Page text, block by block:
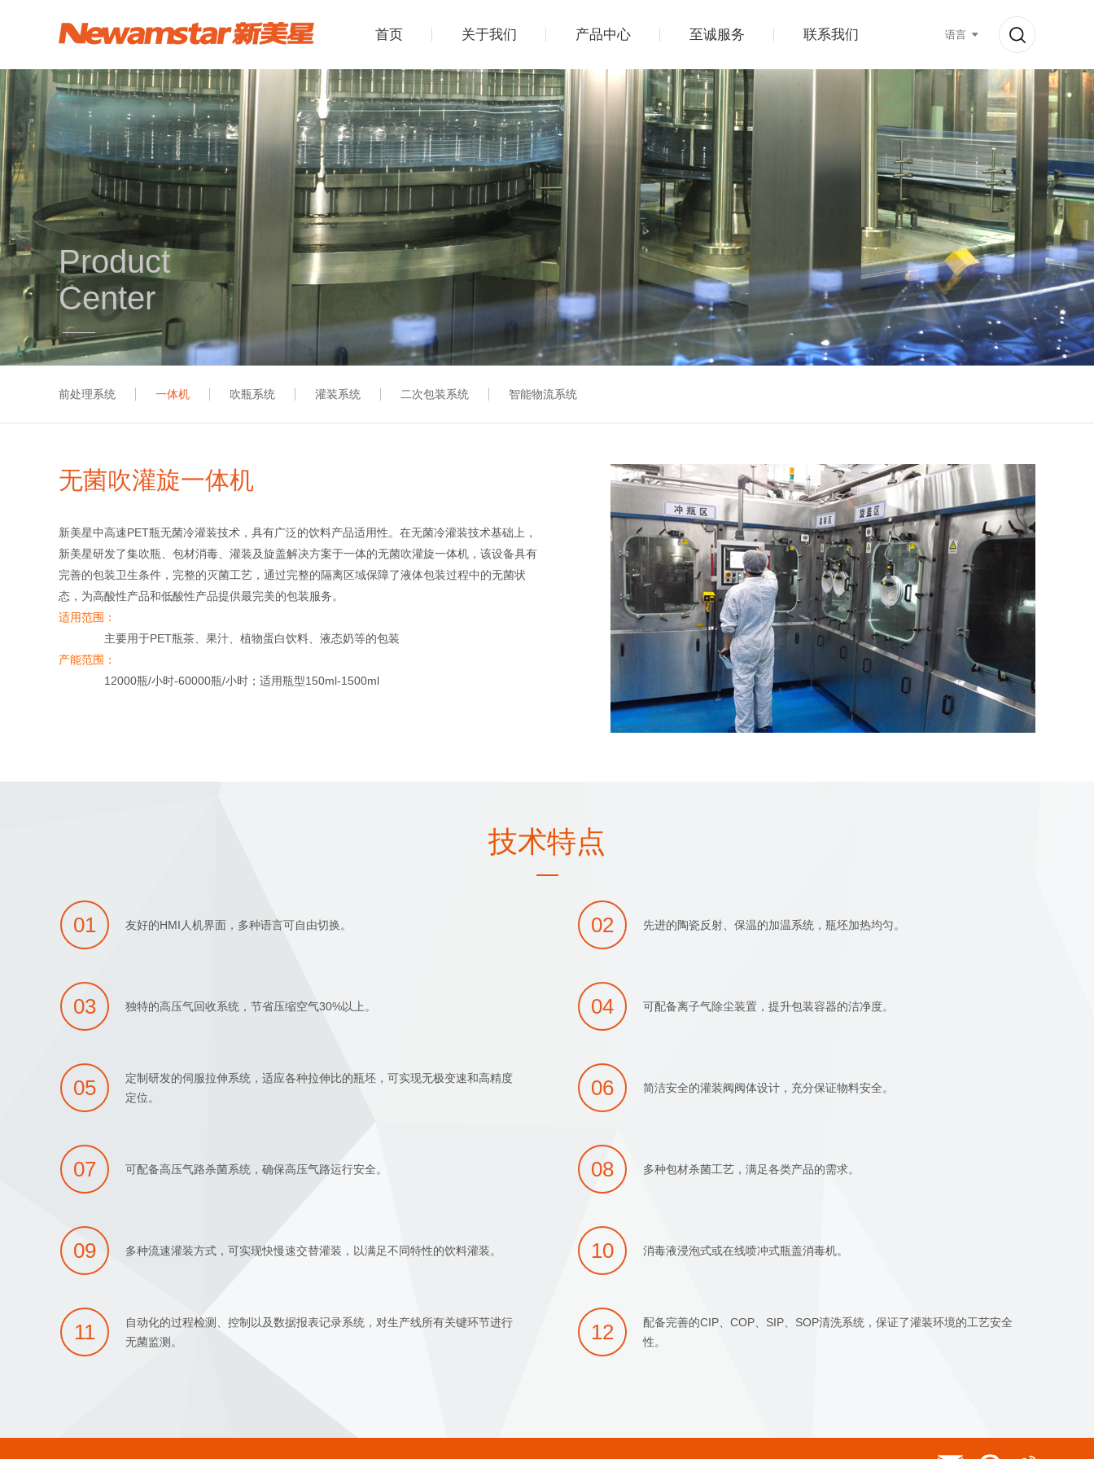
首页 关于我们 产品中心 至诚服务 联系我们 语言
Product
Center
前处理系统 一体机 吹瓶系统 灌装系统 二次包装系统 智能物流系统
无菌吹灌旋一体机
新美星中高速PET瓶无菌冷灌装技术，具有广泛的饮料产品适用性。在无菌冷灌装技术基础上，
新美星研发了集吹瓶、包材消毒、灌装及旋盖解决方案于一体的无菌吹灌旋一体机，该设备具有
完善的包装卫生条件，完整的灭菌工艺，通过完整的隔离区域保障了液体包装过程中的无菌状
态，为高酸性产品和低酸性产品提供最完美的包装服务。
适用范围：
主要用于PET瓶茶、果汁、植物蛋白饮料、液态奶等的包装
产能范围：
12000瓶/小时-60000瓶/小时；适用瓶型150ml-1500ml
技术特点
01 友好的HMI人机界面，多种语言可自由切换。 02 先进的陶瓷反射、保温的加温系统，瓶坯加热均匀。
03 独特的高压气回收系统，节省压缩空气30%以上。 04 可配备离子气除尘装置，提升包装容器的洁净度。
05
定制研发的伺服拉伸系统，适应各种拉伸比的瓶坯，可实现无极变速和高精度
定位。
06 简洁安全的灌装阀阀体设计，充分保证物料安全。
07 可配备高压气路杀菌系统，确保高压气路运行安全。 08 多种包材杀菌工艺，满足各类产品的需求。
09 多种流速灌装方式，可实现快慢速交替灌装，以满足不同特性的饮料灌装。 10 消毒液浸泡式或在线喷冲式瓶盖消毒机。
11
自动化的过程检测、控制以及数据报表记录系统，对生产线所有关键环节进行
无菌监测。
12
配备完善的CIP、COP、SIP、SOP清洗系统，保证了灌装环境的工艺安全
性。